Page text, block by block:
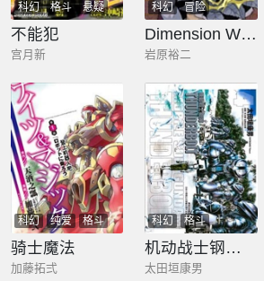
科幻 格斗 悬疑
不能犯
宫月新
科幻 冒险
Dimension W~维度战记~
岩原裕二
科幻 纯爱 格斗
骑士魔法
加藤拓弍
科幻 格斗
机动战士钢弹THUNDERBOLT
太田垣康男